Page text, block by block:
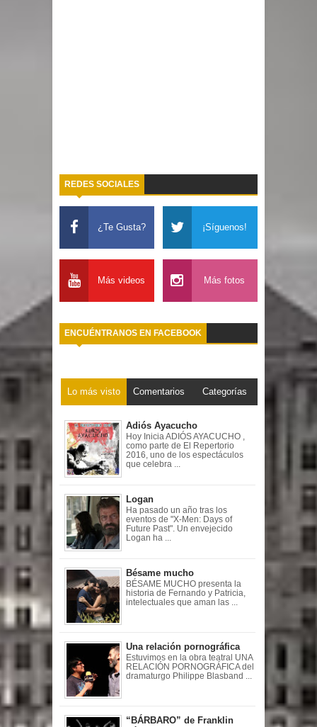
REDES SOCIALES
¿Te Gusta? ¡Síguenos!
Más videos Más fotos
ENCUÉNTRANOS EN FACEBOOK
Lo más visto Comentarios Categorías
Adiós Ayacucho
Hoy Inicia ADIÓS AYACUCHO ,
como parte de El Repertorio
2016, uno de los espectáculos
que celebra ...
Logan
Ha pasado un año tras los
eventos de "X-Men: Days of
Future Past". Un envejecido
Logan ha ...
Bésame mucho
BÉSAME MUCHO presenta la
historia de Fernando y Patricia,
intelectuales que aman las ...
Una relación pornográfica
Estuvimos en la obra teatral UNA
RELACIÓN PORNOGRÁFICA del
dramaturgo Philippe Blasband ...
“BÁRBARO” de Franklin